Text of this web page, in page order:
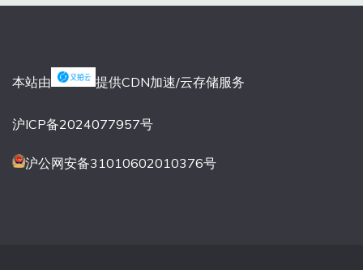
本站由 提供CDN加速/云存储服务
沪ICP备2024077957号
沪公网安备31010602010376号